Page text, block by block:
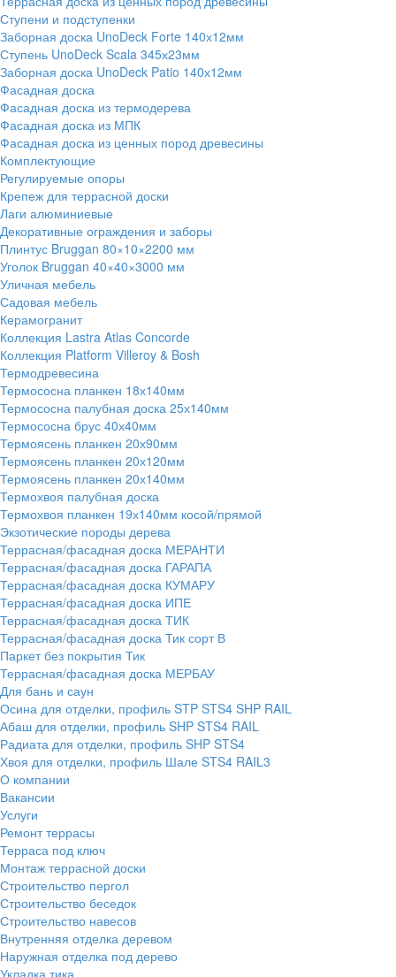
Ступени и подступенки
Заборная доска UnoDeck Forte 140х12мм
Ступень UnoDeck Scala 345х23мм
Заборная доска UnoDeck Patio 140х12мм
Фасадная доска
Фасадная доска из термодерева
Фасадная доска из МПК
Фасадная доска из ценных пород древесины
Комплектующие
Регулируемые опоры
Крепеж для террасной доски
Лаги алюминиевые
Декоративные ограждения и заборы
Плинтус Bruggan 80×10×2200 мм
Уголок Bruggan 40×40×3000 мм
Уличная мебель
Садовая мебель
Керамогранит
Коллекция Lastra Atlas Concorde
Коллекция Platform Villeroy & Bosh
Термодревесина
Термососна планкен 18х140мм
Термососна палубная доска 25х140мм
Термососна брус 40х40мм
Термоясень планкен 20х90мм
Термоясень планкен 20х120мм
Термоясень планкен 20х140мм
Термохвоя палубная доска
Термохвоя планкен 19х140мм косой/прямой
Экзотические породы дерева
Террасная/фасадная доска МЕРАНТИ
Террасная/фасадная доска ГАРАПА
Террасная/фасадная доска КУМАРУ
Террасная/фасадная доска ИПЕ
Террасная/фасадная доска ТИК
Террасная/фасадная доска Тик сорт В
Паркет без покрытия Тик
Террасная/фасадная доска МЕРБАУ
Для бань и саун
Осина для отделки, профиль STP STS4 SHP RAIL
Абаш для отделки, профиль SHP STS4 RAIL
Радиата для отделки, профиль SHP STS4
Хвоя для отделки, профиль Шале STS4 RAIL3
О компании
Вакансии
Услуги
Ремонт террасы
Терраса под ключ
Монтаж террасной доски
Строительство пергол
Строительство беседок
Строительство навесов
Внутренняя отделка деревом
Наружная отделка под дерево